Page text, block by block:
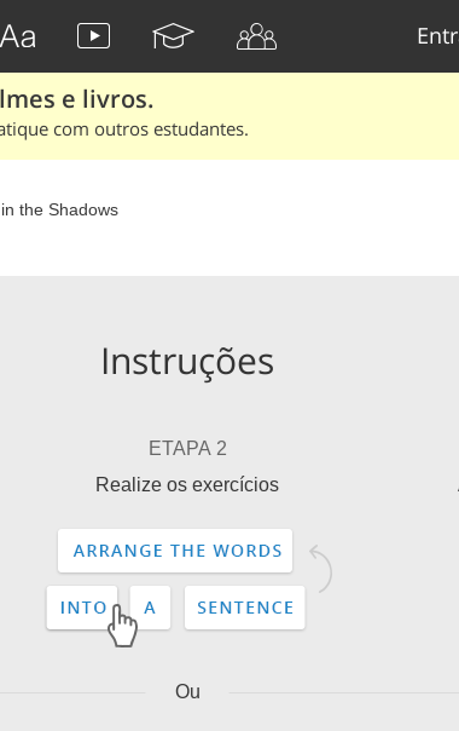
e livros.
com outros estudantes.
the Shadows
Instruções
ETAPA 2
Realize os exercícios
Ou